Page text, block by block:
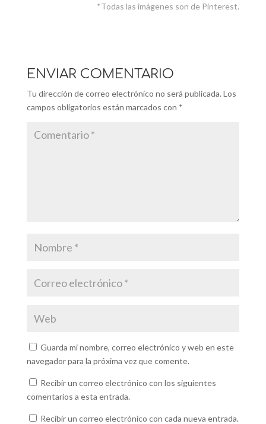
*Todas las imágenes son de Pinterest.
ENVIAR COMENTARIO
Tu dirección de correo electrónico no será publicada. Los
campos obligatorios están marcados con *
Guarda mi nombre, correo electrónico y web en este
navegador para la próxima vez que comente.
Recibir un correo electrónico con los siguientes
comentarios a esta entrada.
Recibir un correo electrónico con cada nueva entrada.